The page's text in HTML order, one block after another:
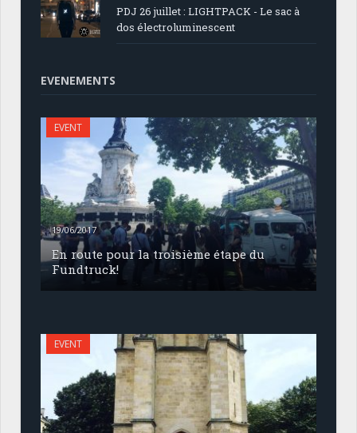
PDJ 26 juillet : LIGHTPACK - Le sac à
dos électroluminescent
EVENEMENTS
EVENT
19/06/2017
En route pour la troisième étape du
Fundtruck!
EVENT